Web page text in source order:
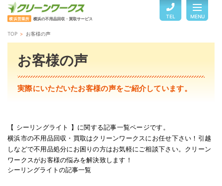
横浜営業所 横浜の不用品回収・買取サービス TEL MENU
サービスのご案内
回収品目・料金
TOP お客様の声
お客様の声
実際にいただいたお客様の声をご紹介しています。
【 シーリングライト 】に関する記事一覧ページです。
横浜市の不用品回収・買取はクリーンワークスにお任せ下さい！引越
しなどで不用品処分にお困りの方はお気軽にご相談下さい。クリーン
ワークスがお客様の悩みを解決致します！
シーリングライトの記事一覧